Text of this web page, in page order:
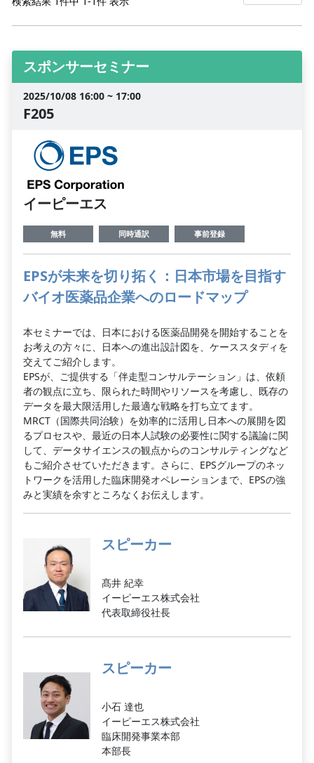
スポンサーセミナー
2025/10/08 16:00 ~ 17:00
F205
イーピーエス
無料 同時通訳 事前登録
EPSが未来を切り拓く：日本市場を目指す
バイオ医薬品企業へのロードマップ
本セミナーでは、日本における医薬品開発を開始することを
お考えの方々に、日本への進出設計図を、ケーススタディを
交えてご紹介します。
EPSが、ご提供する「伴走型コンサルテーション」は、依頼
者の観点に立ち、限られた時間やリソースを考慮し、既存の
データを最大限活用した最適な戦略を打ち立てます。
MRCT（国際共同治験）を効率的に活用し日本への展開を図
るプロセスや、最近の日本人試験の必要性に関する議論に関
して、データサイエンスの観点からのコンサルティングなど
もご紹介させていただきます。さらに、EPSグループのネッ
トワークを活用した臨床開発オペレーションまで、EPSの強
みと実績を余すところなくお伝えします。
スピーカー
髙井 紀幸
イーピーエス株式会社
代表取締役社長
スピーカー
小石 達也
イーピーエス株式会社
臨床開発事業本部
本部長